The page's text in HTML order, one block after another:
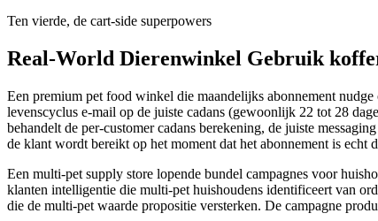
Ten vierde, de cart-side superpowers
Real-World Dierenwinkel Gebruik
Een premium pet food winkel die maandelijks abonnement
levenscyclus e-mail op de juiste cadans (gewoonlijk 22 tot 28
behandelt de per-customer cadans berekening, de juiste
de klant wordt bereikt op het moment dat het abonnement is echt
Een multi-pet supply store lopende bundel campagnes voor
klanten intelligentie die multi-pet huishoudens identificeert van
die de multi-pet waarde propositie versterken. De campagne